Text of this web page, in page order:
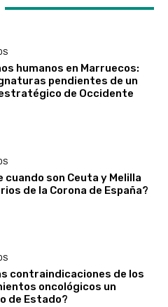
humanos en Marruecos:
pendientes de un
de Occidente
cuando son Ceuta y Melilla
de la Corona de España?
contraindicaciones de los
oncológicos un
de Estado?